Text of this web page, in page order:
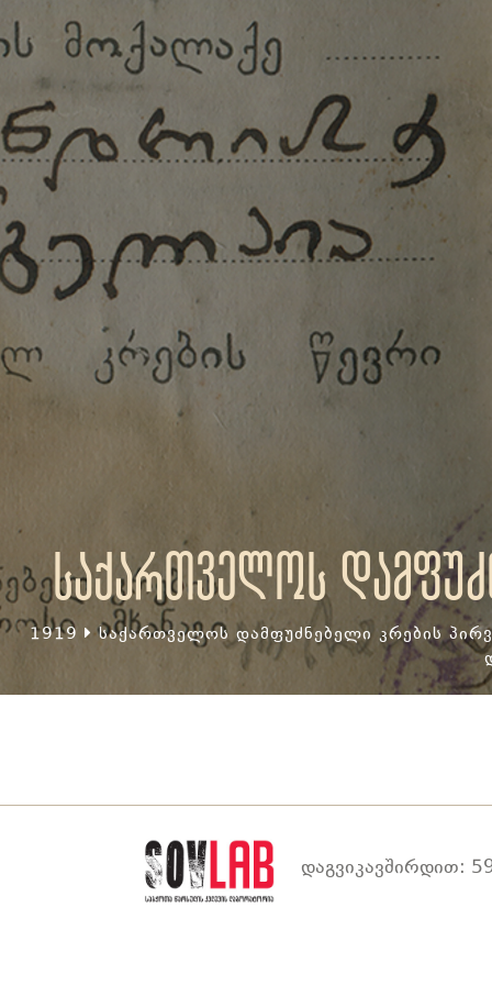
საქართველოს
1919
საქართველოს დამფუძნებელი კრების
დაგვიკავშირდით: